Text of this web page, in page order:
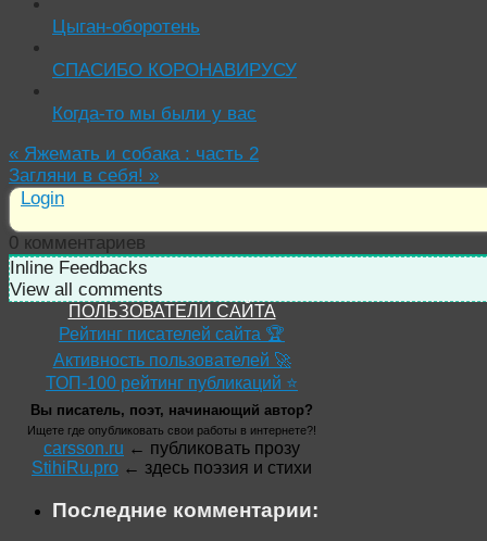
Цыган-оборотень
СПАСИБО КОРОНАВИРУСУ
Когда-то мы были у вас
« Яжемать и собака : часть 2
Загляни в себя! »
Login
0 комментариев
Inline Feedbacks
View all comments
ПОЛЬЗОВАТЕЛИ САЙТА
Рейтинг писателей сайта 🏆
Активность пользователей 🚀
ТОП-100 рейтинг публикаций ⭐
Вы писатель, поэт, начинающий автор?
Ищете где опубликовать свои работы в интернете?!
carsson.ru ← публиковать прозу
StihiRu.pro ← здесь поэзия и стихи
Последние комментарии: